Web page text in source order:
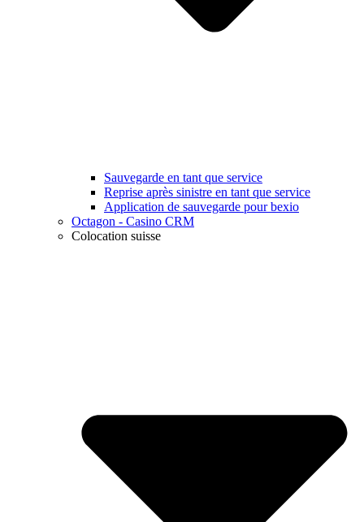
Sauvegarde en tant que service
Reprise après sinistre en tant que service
Application de sauvegarde pour bexio
Octagon - Casino CRM
Colocation suisse